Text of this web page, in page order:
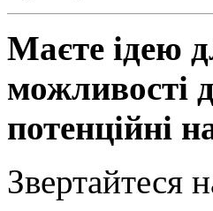
Маєте ідею
можливості
потенційні
Звертайтеся